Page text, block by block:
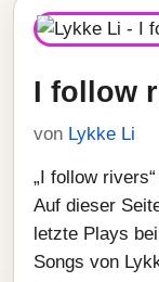
I follow
von Lykke Li
„I follow
Auf dieser
letzte Plays
Songs von